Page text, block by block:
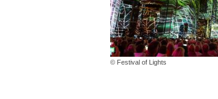
© Festival of Lights